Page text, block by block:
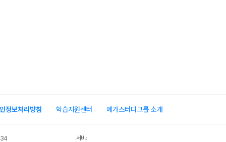
정보처리방침 학습지원센터 메가스터디그룹 소개
서비스 가입사실 확인